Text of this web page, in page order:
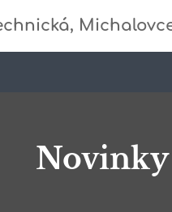
Novinky